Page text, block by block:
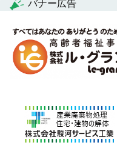
バナー広告